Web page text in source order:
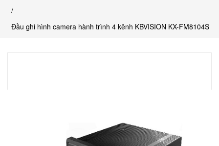
Đầu ghi hình camera hành trình 4 kênh KBVISION KX-FM8104S